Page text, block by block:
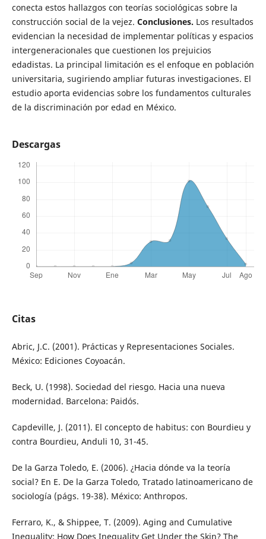
conecta estos hallazgos con teorías sociológicas sobre la
construcción social de la vejez. Conclusiones. Los resultados
evidencian la necesidad de implementar políticas y espacios
intergeneracionales que cuestionen los prejuicios
edadistas. La principal limitación es el enfoque en población
universitaria, sugiriendo ampliar futuras investigaciones. El
estudio aporta evidencias sobre los fundamentos culturales
de la discriminación por edad en México.
Descargas
Citas
Abric, J.C. (2001). Prácticas y Representaciones Sociales.
México: Ediciones Coyoacán.
Beck, U. (1998). Sociedad del riesgo. Hacia una nueva
modernidad. Barcelona: Paidós.
Capdeville, J. (2011). El concepto de habitus: con Bourdieu y
contra Bourdieu, Anduli 10, 31-45.
De la Garza Toledo, E. (2006). ¿Hacia dónde va la teoría
social? En E. De la Garza Toledo, Tratado latinoamericano de
sociología (págs. 19-38). México: Anthropos.
Ferraro, K., & Shippee, T. (2009). Aging and Cumulative
Inequality: How Does Inequality Get Under the Skin? The